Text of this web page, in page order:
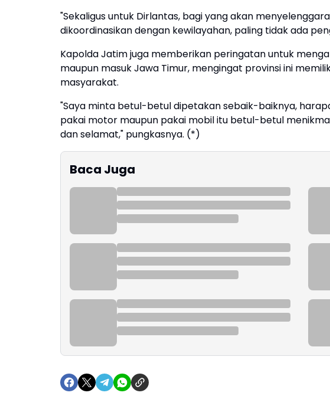
"Sekaligus untuk Dirlantas, bagi yang akan
dikoordinasikan dengan kewilayahan, paling tidak ada
Kapolda Jatim juga memberikan peringatan untuk
maupun masuk Jawa Timur, mengingat provinsi ini
masyarakat.
"Saya minta betul-betul dipetakan sebaik-baiknya,
pakai motor maupun pakai mobil itu betul-betul
dan selamat," pungkasnya. (*)
Baca Juga